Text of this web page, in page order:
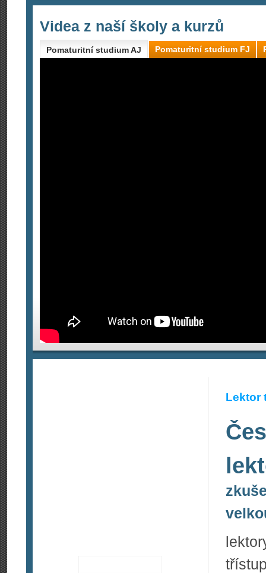
Videa z naší školy a kurzů
Pomaturitní studium AJ Pomaturitní studium FJ
Lektor